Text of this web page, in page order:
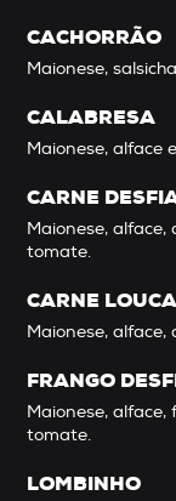
CACHORRÃO
Maionese,
CALABRESA
Maionese, alface
CARNE
Maionese,
tomate.
CARNE LOUCA
Maionese,
FRANGO
Maionese,
tomate.
LOMBINHO